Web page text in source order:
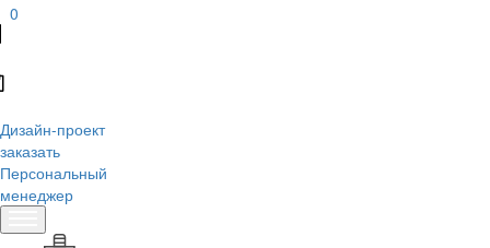
0
Дизайн-проект
заказать
Персональный
менеджер